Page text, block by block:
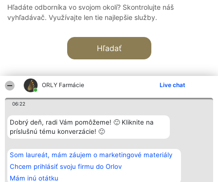
ORLY Farmácie Live chat
06:22
Dobrý deň, radi Vám pomôžeme! 🙂 Kliknite na
príslušnú tému konverzácie! 🙂
Som laureát, mám záujem o marketingové materiály
Chcem prihlásiť svoju firmu do Orlov
Mám inú otátku
Hľadáte odborníka vo svojom okolí? Skontrolujte náš
vyhľadávač. Využívajte len tie najlepšie služby.
Hľadať
Organizátor hodnotenia
Bright Side Solutions sp. z o.
o. sp. k.
Wrocław 50-079
KRS 0000749100 | Regon
381313360 | NIP 8943132676
+48 508 492 400
Hodnotenie
Laureáti
Lista
Laureatów
Podmienky
Obchodné
podmienky
Kontakt
Kontakt